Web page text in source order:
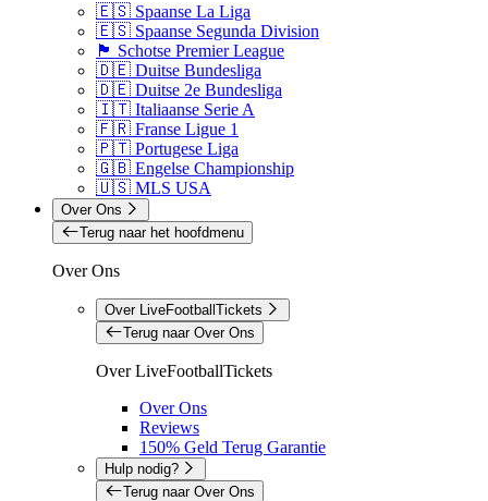
🇪🇸 Spaanse La Liga
🇪🇸 Spaanse Segunda Division
🏴󠁧󠁢󠁳󠁣󠁴󠁿 Schotse Premier League
🇩🇪 Duitse Bundesliga
🇩🇪 Duitse 2e Bundesliga
🇮🇹 Italiaanse Serie A
🇫🇷 Franse Ligue 1
🇵🇹 Portugese Liga
🇬🇧 Engelse Championship
🇺🇸 MLS USA
Over Ons
Terug naar het hoofdmenu
Over Ons
Over LiveFootballTickets
Terug naar Over Ons
Over LiveFootballTickets
Over Ons
Reviews
150% Geld Terug Garantie
Hulp nodig?
Terug naar Over Ons